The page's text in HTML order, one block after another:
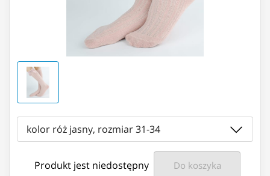
kolor róż jasny, rozmiar 31-34
Produkt jest niedostępny Do koszyka